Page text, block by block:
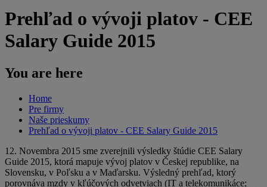
Prehľad o vývoji platov - CEE
Salary Guide 2015
You are here
Home
Pre firmy
Naše prieskumy
Prehľad o vývoji platov - CEE Salary Guide 2015
12. Novembra 2015 sme zverejnili výsledky štúdie CEE Salary
Guide 2015, ktorá mapuje vývoj platov v Českej republike, na
Slovensku, v Poľsku a v Maďarsku. Výsledný prehľad, ktorý
porovnáva mzdy v kľúčových odvetviach (IT a telekomunikáce;